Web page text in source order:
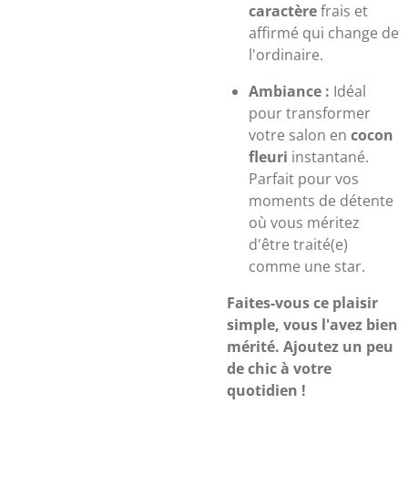
caractèrefrais et
affirmé qui change de
l'ordinaire.
Ambiance : Idéal
pour transformer
votre salon en cocon
fleuri instantané.
Parfait pour vos
moments de détente
où vous méritez
d'être traité(e)
comme une star.
Faites-vous ce plaisir
simple, vous l'avez bien
mérité. Ajoutez un peu
de chic à votre
quotidien !